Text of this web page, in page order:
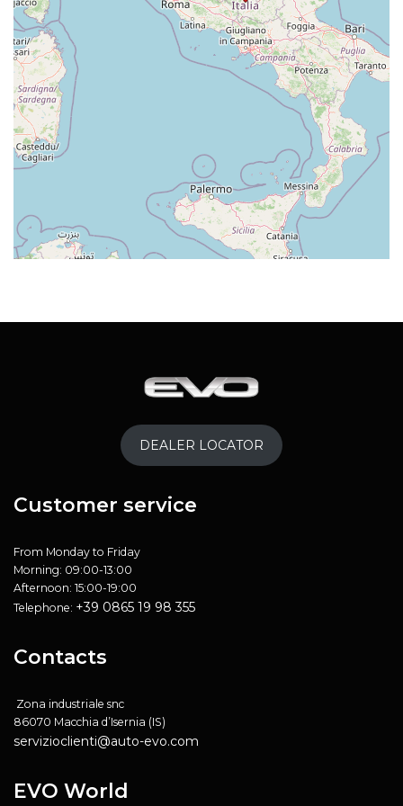
Più info
36 Km
Direzioni
MOVIE MOTORS SRL
Concessionario
C/da Colle delle Api, snc
39 Km
Direzioni
Service
Service
Sparanise (CE) Campania 81056
Italia
Direzioni
Service
Via Casilina Nord km 121
Roccasecca (FR) Lazio 03038
Più info
DEALER LOCATOR
Customer service
From Monday to Friday
Morning: 09:00-13:00
Afternoon: 15:00-19:00
Telephone: +39 0865 19 98 355
Contacts
Zona industriale snc
86070 Macchia d’Isernia (IS)
servizioclienti@auto-evo.com
EVO World